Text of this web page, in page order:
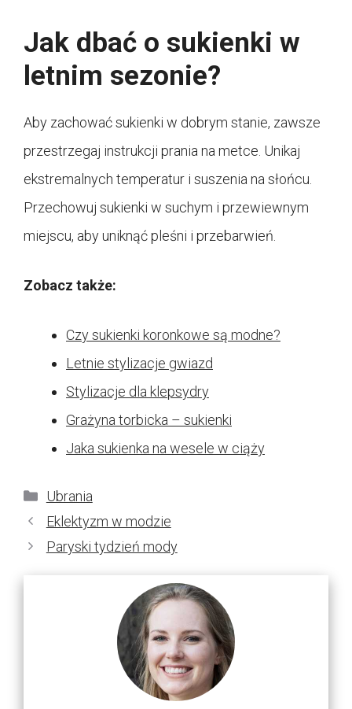
Jak dbać o sukienki w
letnim sezonie?
Aby zachować sukienki w dobrym stanie, zawsze
przestrzegaj instrukcji prania na metce. Unikaj
ekstremalnych temperatur i suszenia na słońcu.
Przechowuj sukienki w suchym i przewiewnym
miejscu, aby uniknąć pleśni i przebarwień.
Zobacz także:
Czy sukienki koronkowe są modne?
Letnie stylizacje gwiazd
Stylizacje dla klepsydry
Grażyna torbicka – sukienki
Jaka sukienka na wesele w ciąży
Kategorie
Ubrania
Eklektyzm w modzie
Paryski tydzień mody